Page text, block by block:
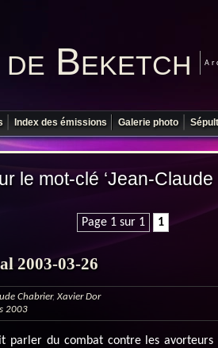
Beketch
Index des émissions Galerie photo
le mot-clé ‘Jean-Claude
Page 1 sur 1 1
2003-03-26
Chabrier, Xavier Dor
2003
parler du combat contre les avorteurs